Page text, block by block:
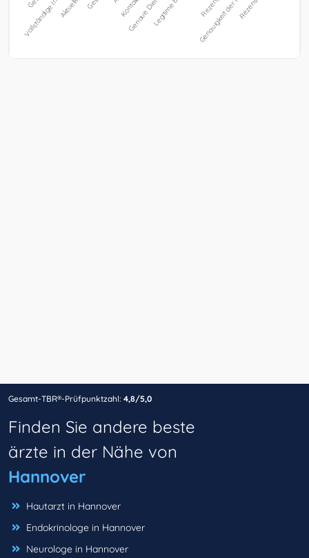
Gesamt-TBR®-Prüfpunktzahl: 4,8/5,0
Finden Sie andere beste
ärzte in der Nähe von
Hannover
Hautarzt in Hannover
Endokrinologe in Hannover
Neurologe in Hannover